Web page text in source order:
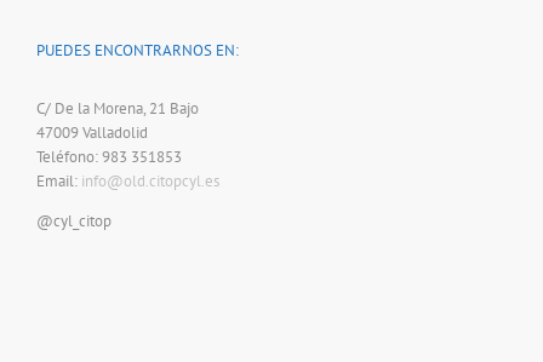
PUEDES ENCONTRARNOS EN:
C/ De la Morena, 21 Bajo
47009 Valladolid
Teléfono: 983 351853
Email: info@old.citopcyl.es
@cyl_citop